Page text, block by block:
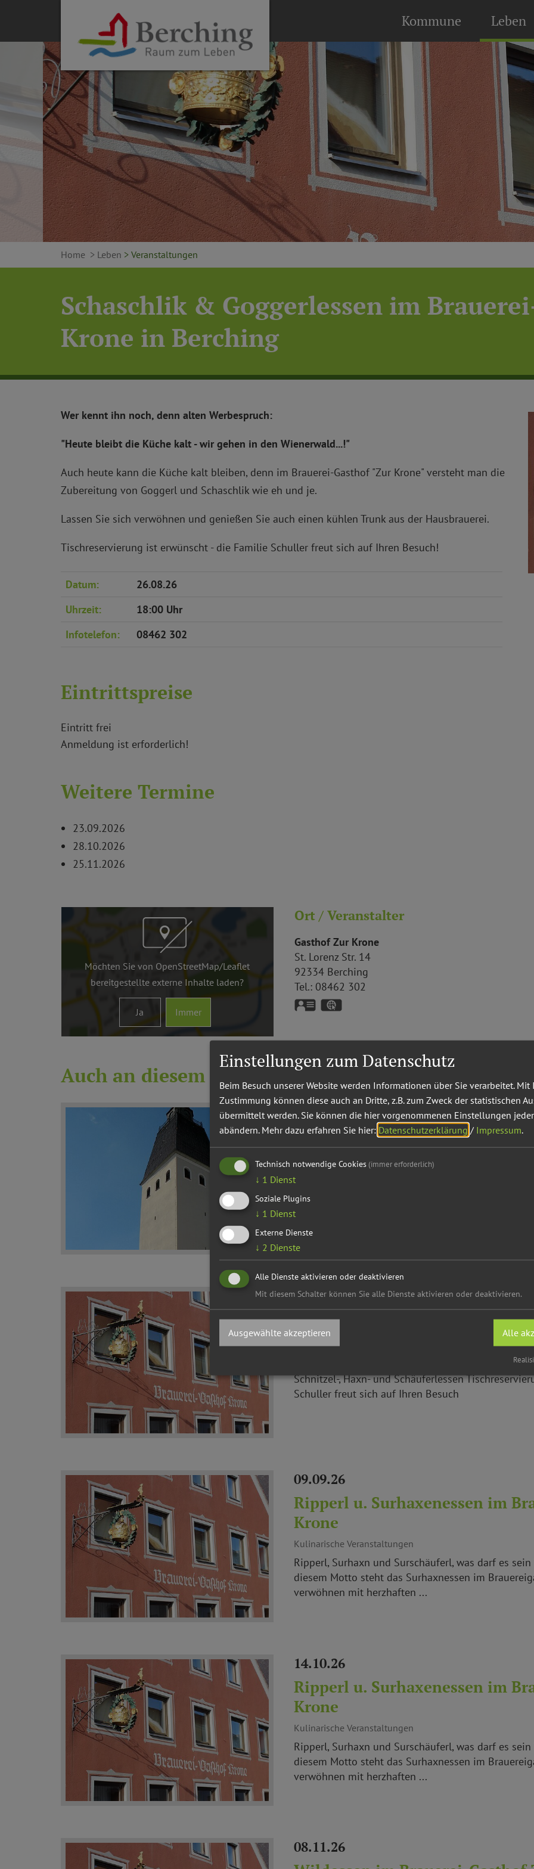
Kommune Leben
Home > Leben > Veranstaltungen
Schaschlik & Goggerlessen im
Krone in Berching
Wer kennt ihn noch, denn alten Werbespruch:
"Heute bleibt die Küche kalt - wir gehen in den Wienerwald...!"
Auch heute kann die Küche kalt bleiben, denn im Brauerei-Gasthof "Zur Krone" versteht man die
Zubereitung von Goggerl und Schaschlik wie eh und je.
Lassen Sie sich verwöhnen und genießen Sie auch einen kühlen Trunk aus der Hausbrauerei.
Tischreservierung ist erwünscht - die Familie Schuller freut sich auf Ihren Besuch!
Datum:
26.08.26
Uhrzeit:
18:00 Uhr
Infotelefon:
08462 302
Eintrittspreise
Eintritt frei
Anmeldung ist erforderlich!
Weitere Termine
23.09.2026
28.10.2026
25.11.2026
Möchten Sie von OpenStreetMap/Leaflet
bereitgestellte externe Inhalte laden?
Ja Immer
Ort / Veranstalter
Gasthof Zur Krone
St. Lorenz Str. 14
92334 Berching
Tel.: 08462 302
vCard
Auch an diesem Ort
09.08.26
Sankt-Lorenz-Kirchweih im
Lassen Sie sich am Kirchweihwochenende im
Küche und Brauhaus verwöhnen. Herzhafte
selbstgemachte Kuchen und Torten, ...
10.08.26
Schnitzel-, Haxn- und
Gasthof Zur Krone in Berching
Schnitzel-, Haxn- und Schäuferlessen
Schuller freut sich auf Ihren Besuch
09.09.26
Ripperl u. Surhaxenessen im
Krone
Kulinarische Veranstaltungen
Ripperl, Surhaxn und Surschäuferl, was darf es
diesem Motto steht das Surhaxnessen im
verwöhnen mit herzhaften ...
14.10.26
Ripperl u. Surhaxenessen im
Krone
Kulinarische Veranstaltungen
Ripperl, Surhaxn und Surschäuferl, was darf es
diesem Motto steht das Surhaxnessen im
verwöhnen mit herzhaften ...
08.11.26
Einstellungen zum Datenschutz
Beim Besuch unserer Website werden Informationen über Sie verarbeitet. Mit
Zustimmung können diese auch an Dritte, z.B. zum Zweck der statistischen
übermittelt werden. Sie können die hier vorgenommenen Einstellungen
abändern. Mehr dazu erfahren Sie hier: Datenschutzerklärung / Impressum.
Technisch notwendige Cookies (immer erforderlich)
↓ 1 Dienst
Soziale Plugins
↓ 1 Dienst
Externe Dienste
↓ 2 Dienste
Alle Dienste aktivieren oder deaktivieren
Mit diesem Schalter können Sie alle Dienste aktivieren oder deaktivieren.
Ausgewählte akzeptieren Alle